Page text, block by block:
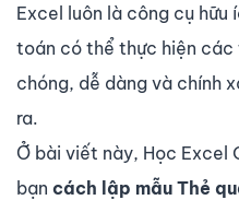
Excel luôn là công cụ
toán có thể thực hiện các
chóng, dễ dàng và chính
ra.
Ở bài viết này, Học Excel
bạn cách lập mẫu Thẻ